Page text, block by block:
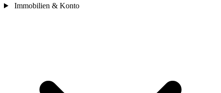
Immobilien & Konto